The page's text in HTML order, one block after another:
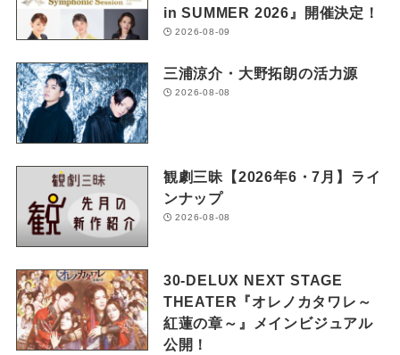
in SUMMER 2026』開催決定！
2026-08-09
三浦涼介・大野拓朗の活力源
2026-08-08
観劇三昧【2026年6・7月】ライ
ンナップ
2026-08-08
30-DELUX NEXT STAGE
THEATER『オレノカタワレ～
紅蓮の章～』メインビジュアル
公開！